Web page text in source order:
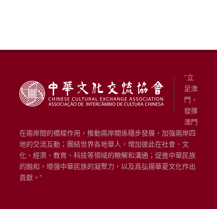
“立
足澳
門，
發揮
澳門
在兩岸間的橋樑作用，推動兩岸關係穩步發展，加強兩岸四
地的交流互動；團結世界各地華人，增加彼此在社會、文
化、經濟、教育、科技等領域的瞭解和溝通；促進中華民族
的融和，增强中華民族的凝聚力，以及爲弘揚華夏文化作出
貢獻。”